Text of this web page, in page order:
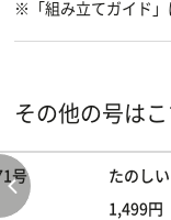
※「組み立てガイド」
その他の号は
号
たのし
1,499円